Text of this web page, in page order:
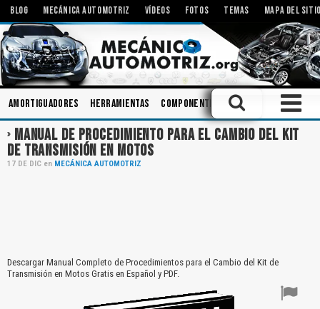
BLOG MECÁNICA AUTOMOTRIZ VÍDEOS FOTOS TEMAS MAPA DEL
Amortiguadores Herramientas Componentes Inyectores
MANUAL DE PROCEDIMIENTO PARA EL CAMBIO DEL KIT
DE TRANSMISIÓN EN MOTOS
17 DE DIC en MECÁNICA AUTOMOTRIZ
Descargar Manual Completo de Procedimientos para el Cambio del Kit de
Transmisión en Motos Gratis en Español y PDF.